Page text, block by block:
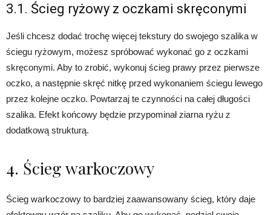
3.1. Ścieg ryżowy z oczkami skręconymi
Jeśli chcesz dodać trochę więcej tekstury do swojego szalika w
ściegu ryżowym, możesz spróbować wykonać go z oczkami
skręconymi. Aby to zrobić, wykonuj ścieg prawy przez pierwsze
oczko, a następnie skręć nitkę przed wykonaniem ściegu lewego
przez kolejne oczko. Powtarzaj te czynności na całej długości
szalika. Efekt końcowy będzie przypominał ziarna ryżu z
dodatkową strukturą.
4. Ścieg warkoczowy
Ścieg warkoczowy to bardziej zaawansowany ścieg, który daje